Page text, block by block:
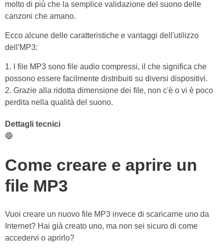
molto di più che la semplice validazione del suono delle
canzoni che amano.
Ecco alcune delle caratteristiche e vantaggi dell'utilizzo
dell'MP3:
1. I file MP3 sono file audio compressi, il che significa che
possono essere facilmente distribuiti su diversi dispositivi.
2. Grazie alla ridotta dimensione dei file, non c'è o vi è poco
perdita nella qualità del suono.
Dettagli tecnici
🔵
Come creare e aprire un
file MP3
Vuoi creare un nuovo file MP3 invece di scaricarne uno da
Internet? Hai già creato uno, ma non sei sicuro di come
accedervi o aprirlo?